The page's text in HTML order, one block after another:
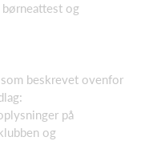
og
beskrevet ovenfor
på
og